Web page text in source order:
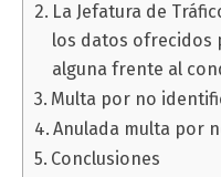
La Jefatura de
los datos ofrecidos
alguna frente al
Multa por no
Anulada multa por
Conclusiones